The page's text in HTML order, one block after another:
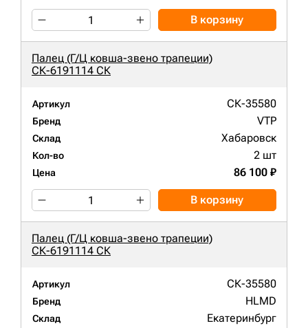
В корзину
Палец (Г/Ц ковша-звено трапеции)
СК-6191114 СК
Артикул СК-35580
Бренд VTP
Склад Хабаровск
Кол-во 2 шт
Цена 86 100 ₽
В корзину
Палец (Г/Ц ковша-звено трапеции)
СК-6191114 СК
Артикул СК-35580
Бренд HLMD
Склад Екатеринбург